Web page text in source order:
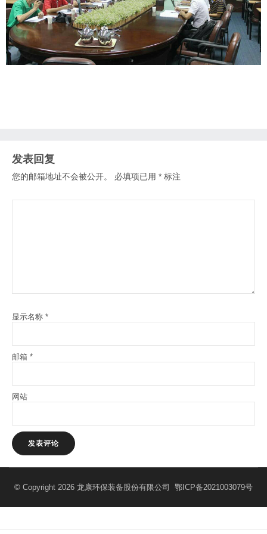
发表回复
您的邮箱地址不会被公开。 必填项已用 * 标注
显示名称 *
邮箱 *
网站
© Copyright 2026 龙康环保装备股份有限公司 鄂ICP备2021003079号